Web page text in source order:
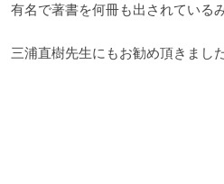
有名で著書を何冊も出されている
三浦直樹先生にもお勧め頂きました